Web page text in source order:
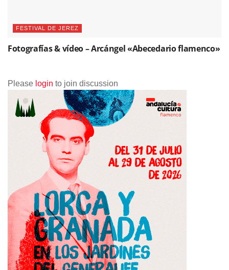
FESTIVAL DE JEREZ
Fotografías & vídeo – Arcángel «Abecedario flamenco»
Please login to join discussion